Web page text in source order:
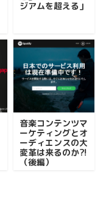
ジアムを超える」
音楽コンテンツマ
ーケティングとオ
ーディエンスの大
変革は来るのか⁈
（後編）